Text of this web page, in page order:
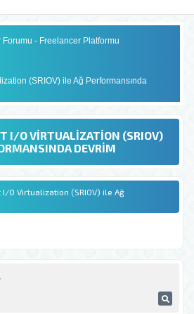
- Freelancer Platformu
(SRIOV) ile Ağ Performansında
I/O VIRTUALIZATION (SRIOV)
DEVRIM
I/O Virtualization (SRIOV) ile Ağ